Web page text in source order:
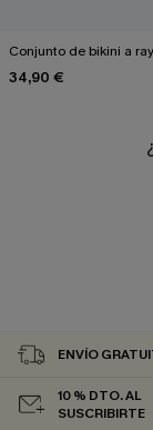
Conjunto de bikini a
34,90 €
ENVÍO
10 % DTO. AL
SUSCRIBIRTE